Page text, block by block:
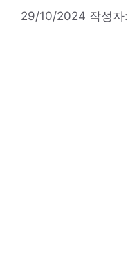
29/10/2024 작성자: